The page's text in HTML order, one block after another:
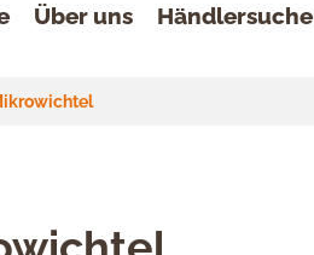
Über uns Händlersuche